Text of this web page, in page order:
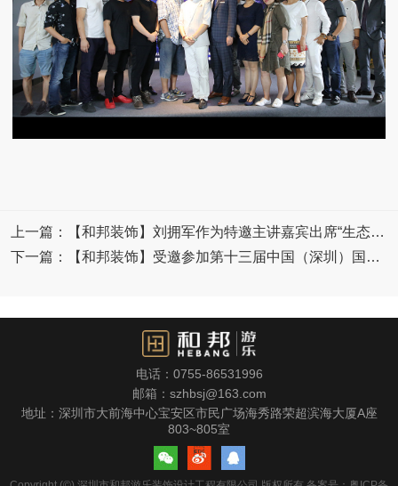
上一篇：【和邦装饰】刘拥军作为特邀主讲嘉宾出席“生态住
宅内涵大探讨”
下一篇：【和邦装饰】受邀参加第十三届中国（深圳）国际
电话：0755-86531996
邮箱：szhbsj@163.com
地址：深圳市大前海中心宝安区市民广场海秀路荣超滨海大厦A座
803~805室
